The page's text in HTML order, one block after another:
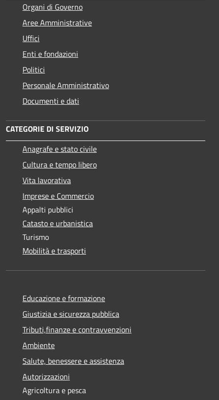
Organi di Governo
Aree Amministrative
Uffici
Enti e fondazioni
Politici
Personale Amministrativo
Documenti e dati
CATEGORIE DI SERVIZIO
Anagrafe e stato civile
Cultura e tempo libero
Vita lavorativa
Imprese e Commercio
Appalti pubblici
Catasto e urbanistica
Turismo
Mobilità e trasporti
Educazione e formazione
Giustizia e sicurezza pubblica
Tributi,finanze e contravvenzioni
Ambiente
Salute, benessere e assistenza
Autorizzazioni
Agricoltura e pesca